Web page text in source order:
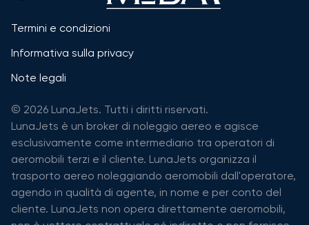
Termini e condizioni
Informativa sulla privacy
Note legali
© 2026 LunaJets. Tutti i diritti riservati.
LunaJets è un broker di noleggio aereo e agisce
esclusivamente come intermediario tra operatori di
aeromobili terzi e il cliente. LunaJets organizza il
trasporto aereo noleggiando aeromobili dall'operatore,
agendo in qualità di agente, in nome e per conto del
cliente. LunaJets non opera direttamente aeromobili,